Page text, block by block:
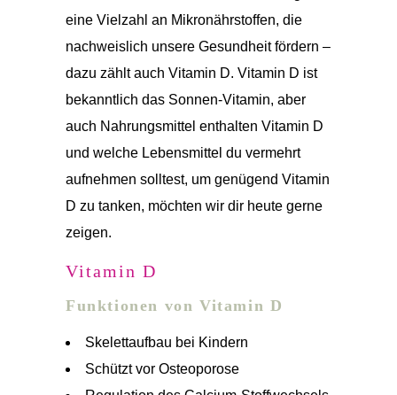
eine Vielzahl an Mikronährstoffen, die
nachweislich unsere Gesundheit fördern –
dazu zählt auch Vitamin D. Vitamin D ist
bekanntlich das Sonnen-Vitamin, aber
auch Nahrungsmittel enthalten Vitamin D
und welche Lebensmittel du vermehrt
aufnehmen solltest, um genügend Vitamin
D zu tanken, möchten wir dir heute gerne
zeigen.
Vitamin D
Funktionen von Vitamin D
Skelettaufbau bei Kindern
Schützt vor Osteoporose